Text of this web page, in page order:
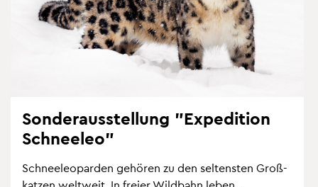
Son­der­aus­stel­lung "Ex­pe­di­ti­on
Schnee­leo"
Schnee­leo­par­den ge­hö­ren zu den sel­tens­ten Gro­ß­
kat­zen welt­weit. In frei­er Wild­bahn leben...